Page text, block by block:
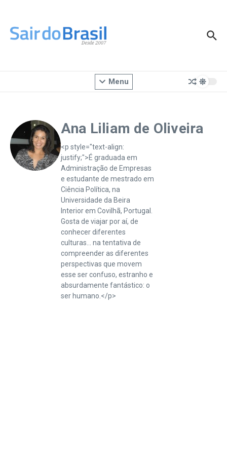
Menu
Ana Liliam de Oliveira
<p style="text-align:
justify;">É graduada em
Administração de Empresas
e estudante de mestrado em
Ciência Política, na
Universidade da Beira
Interior em Covilhã, Portugal.
Gosta de viajar por aí, de
conhecer diferentes
culturas... na tentativa de
compreender as diferentes
perspectivas que movem
esse ser confuso, estranho e
absurdamente fantástico: o
ser humano.</p>